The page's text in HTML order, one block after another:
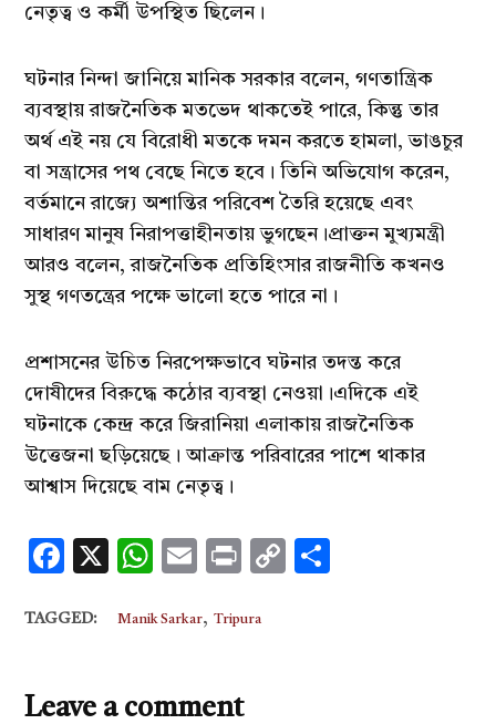
নেতৃত্ব ও কর্মী উপস্থিত ছিলেন।
ঘটনার নিন্দা জানিয়ে মানিক সরকার বলেন, গণতান্ত্রিক
ব্যবস্থায় রাজনৈতিক মতভেদ থাকতেই পারে, কিন্তু তার
অর্থ এই নয় যে বিরোধী মতকে দমন করতে হামলা, ভাঙচুর
বা সন্ত্রাসের পথ বেছে নিতে হবে। তিনি অভিযোগ করেন,
বর্তমানে রাজ্যে অশান্তির পরিবেশ তৈরি হয়েছে এবং
সাধারণ মানুষ নিরাপত্তাহীনতায় ভুগছেন।প্রাক্তন মুখ্যমন্ত্রী
আরও বলেন, রাজনৈতিক প্রতিহিংসার রাজনীতি কখনও
সুস্থ গণতন্ত্রের পক্ষে ভালো হতে পারে না।
প্রশাসনের উচিত নিরপেক্ষভাবে ঘটনার তদন্ত করে
দোষীদের বিরুদ্ধে কঠোর ব্যবস্থা নেওয়া।এদিকে এই
ঘটনাকে কেন্দ্র করে জিরানিয়া এলাকায় রাজনৈতিক
উত্তেজনা ছড়িয়েছে। আক্রান্ত পরিবারের পাশে থাকার
আশ্বাস দিয়েছে বাম নেতৃত্ব।
Facebook
X WhatsApp
EmailPrintCopy
TAGGED: Manik Sarkar,Tripura
Leave a comment